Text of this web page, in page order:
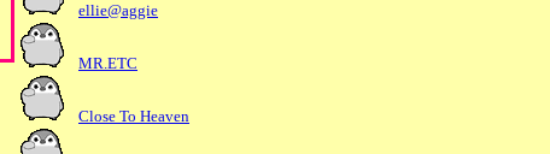
ellie@aggie
MR.ETC
Close To Heaven